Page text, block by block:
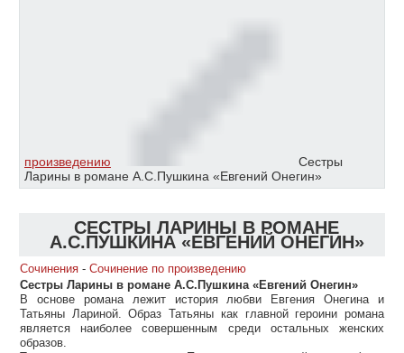
произведению
Сестры
Ларины в романе А.С.Пушкина «Евгений Онегин»
СЕСТРЫ ЛАРИНЫ В РОМАНЕ
А.С.ПУШКИНА «ЕВГЕНИЙ ОНЕГИН»
Сочинения - Сочинение по произведению
Сестры Ларины в романе А.С.Пушкина «Евгений Онегин»
В основе романа лежит история любви Евгения Онегина и
Татьяны Лариной. Образ Татьяны как главной героини романа
является наиболее совершенным среди остальных женских
образов.